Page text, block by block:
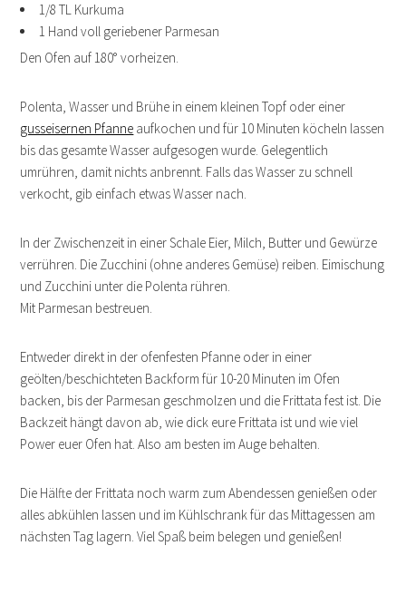
1/8 TL Kurkuma
1 Hand voll geriebener Parmesan
Den Ofen auf 180° vorheizen.
Polenta, Wasser und Brühe in einem kleinen Topf oder einer
gusseisernen Pfanne aufkochen und für 10 Minuten köcheln lassen
bis das gesamte Wasser aufgesogen wurde. Gelegentlich
umrühren, damit nichts anbrennt. Falls das Wasser zu schnell
verkocht, gib einfach etwas Wasser nach.
In der Zwischenzeit in einer Schale Eier, Milch, Butter und Gewürze
verrühren. Die Zucchini (ohne anderes Gemüse) reiben. Eimischung
und Zucchini unter die Polenta rühren.
Mit Parmesan bestreuen.
Entweder direkt in der ofenfesten Pfanne oder in einer
geölten/beschichteten Backform für 10-20 Minuten im Ofen
backen, bis der Parmesan geschmolzen und die Frittata fest ist. Die
Backzeit hängt davon ab, wie dick eure Frittata ist und wie viel
Power euer Ofen hat. Also am besten im Auge behalten.
Die Hälfte der Frittata noch warm zum Abendessen genießen oder
alles abkühlen lassen und im Kühlschrank für das Mittagessen am
nächsten Tag lagern. Viel Spaß beim belegen und genießen!